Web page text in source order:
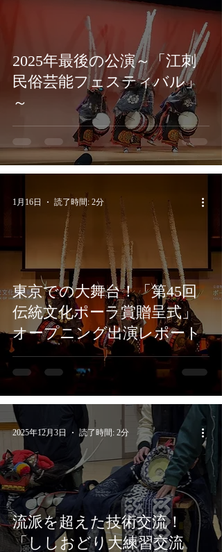
2025年最後の公演～「江刺
民俗芸能フェスティバル」
～
東京での大舞台！「第45回
伝統文化ポーラ賞贈呈式」
オープニング出演レポート
1月16日 読了時間: 2分
流派を超えた技術交流！
「ししおどり大練習交流
2025年12月3日 読了時間: 2分